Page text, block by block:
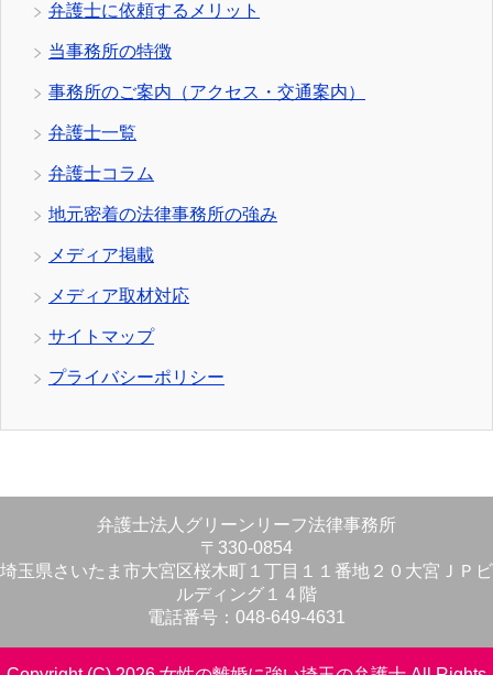
弁護士に依頼するメリット
当事務所の特徴
事務所のご案内（アクセス・交通案内）
弁護士一覧
弁護士コラム
地元密着の法律事務所の強み
メディア掲載
メディア取材対応
サイトマップ
プライバシーポリシー
弁護士法人グリーンリーフ法律事務所
〒330-0854
埼玉県さいたま市大宮区桜木町１丁目１１番地２０大宮ＪＰビ
ルディング１４階
電話番号：048-649-4631